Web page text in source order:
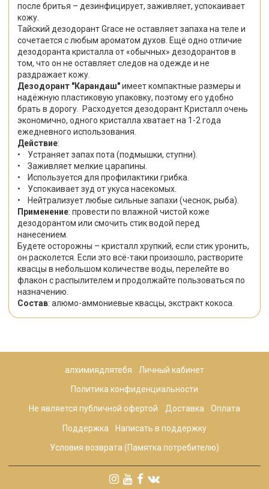
после бритья – дезинфицирует, заживляет, успокаивает
кожу.
Тайский дезодорант Grace не оставляет запаха на теле и
сочетается с любым ароматом духов. Ещё одно отличие
дезодоранта кристалла от «обычных» дезодорантов в
том, что он не оставляет следов на одежде и не
раздражает кожу.
Дезодорант "Карандаш"имеет компактные размеры и
надёжную пластиковую упаковку, поэтому его удобно
брать в дорогу. Расходуется дезодорант Кристалл очень
экономично, одного кристалла хватает на 1-2 года
ежедневного использования.
Действие:
• Устраняет запах пота (подмышки, ступни).
• Заживляет мелкие царапины.
• Используется для профилактики грибка.
• Успокаивает зуд от укуса насекомых.
• Нейтрализует любые сильные запахи (чеснок, рыба).
Применение: провести по влажной чистой коже
дезодорантом или смочить стик водой перед
нанесением.
Будете осторожны – кристалл хрупкий, если стик уронить,
он расколется. Если это всё-таки произошло, растворите
квасцы в небольшом количестве воды, перелейте во
флакон с распылителем и продолжайте пользоваться по
назначению.
Состав: алюмо-аммониевые квасцы, экстракт кокоса.
алхимиядлятебя Личный кабинет
Политика конфиденциальности
Не является публичной офертой Доставка Оплата
Поддержка Написать в поддержку
Условия возврата (Памятка потребителю)